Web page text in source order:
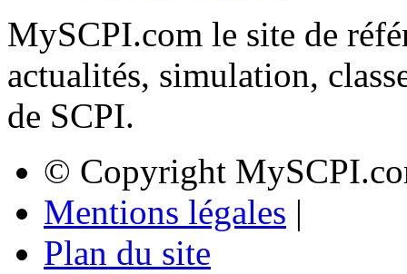
MySCPI.com le site de
actualités, simulation,
de SCPI.
© Copyright
Mentions légales |
Plan du site